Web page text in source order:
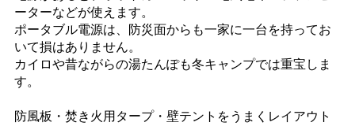
ーターなどが使えます。
ポータブル電源は、防災面からも一家に一台を持ってお
いて損はありません。
カイロや昔ながらの湯たんぽも冬キャンプでは重宝しま
す。
防風板・焚き火用タープ・壁テントをうまくレイアウト